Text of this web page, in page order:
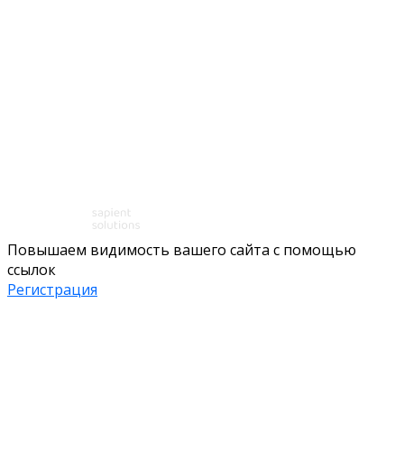
Повышаем видимость вашего сайта с помощью
ссылок
Регистрация